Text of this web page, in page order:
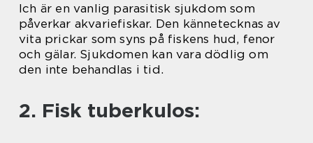
Ich är en vanlig parasitisk sjukdom som
påverkar akvariefiskar. Den kännetecknas av
vita prickar som syns på fiskens hud, fenor
och gälar. Sjukdomen kan vara dödlig om
den inte behandlas i tid.
2. Fisk tuberkulos: